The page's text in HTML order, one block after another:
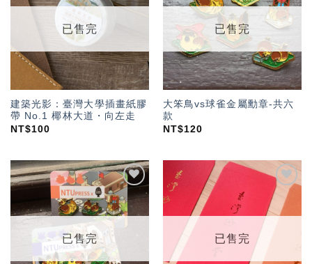
望輕
已售完
建築光影：臺灣大學插畫紙膠
帶 No.1 椰林大道・向左走
NT$100
望輕
單」
已售完
大笨鳥vs球雀金屬勳章-共六
款
NT$120
加入
「願
望輕
單」
已售完
加入
「願
望輕
已售完